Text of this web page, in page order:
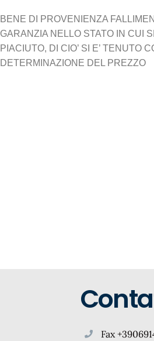
BENE DI PROVENIENZA
GARANZIA NELLO STATO IN CUI
PIACIUTO, DI CIO’ SI E’ TENUTO
DETERMINAZIONE DEL PREZZO
Fax